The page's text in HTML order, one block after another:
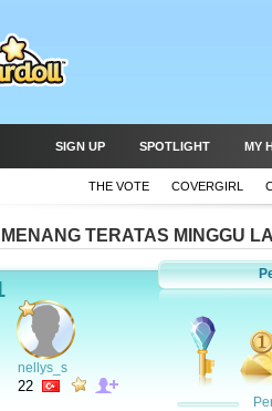
SIGN UP SPOTLIGHT MY
THE VOTE COVERGIRL
TERATAS MINGGU
nellys_s
22